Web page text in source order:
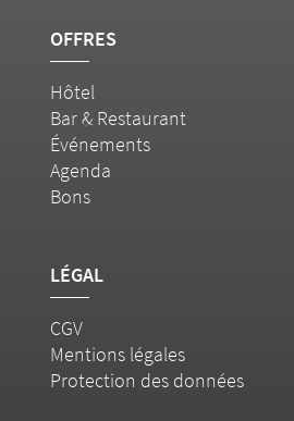
OFFRES
Hôtel
Bar & Restaurant
Événements
Agenda
Bons
LÉGAL
CGV
Mentions légales
Protection des données